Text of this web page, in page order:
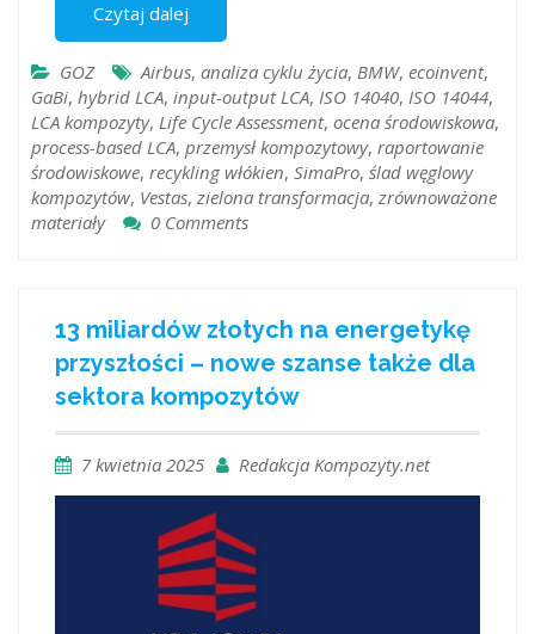
Czytaj dalej
GOZ Airbus, analiza cyklu życia, BMW, ecoinvent,
GaBi, hybrid LCA, input-output LCA, ISO 14040, ISO 14044,
LCA kompozyty, Life Cycle Assessment, ocena środowiskowa,
process-based LCA, przemysł kompozytowy, raportowanie
środowiskowe, recykling włókien, SimaPro, ślad węglowy
kompozytów, Vestas, zielona transformacja, zrównoważone
materiały
0 Comments
13 miliardów złotych na energetykę
przyszłości – nowe szanse także dla
sektora kompozytów
7 kwietnia 2025 Redakcja Kompozyty.net